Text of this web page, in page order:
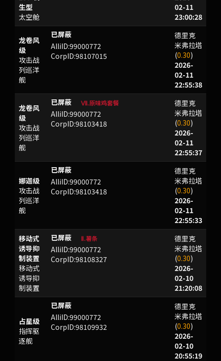
生型
太空舱
02-11
23:00:28
龙卷风
级
攻击战
列巡洋
舰
ltQ^Qay]5bx(4?<
AlliID:99000772
CorpID:98107015
德里克
米弗拉塔
(0.30)
2026-
02-11
22:55:38
龙卷风
级
攻击战
列巡洋
舰
SBXD Ⅶ.原味鸡套餐
AlliID:99000772
CorpID:98103418
德里克
米弗拉塔
(0.30)
2026-
02-11
22:55:37
娜迦级
攻击战
列巡洋
舰
EIFJALR
AlliID:99000772
CorpID:98103418
德里克
米弗拉塔
(0.30)
2026-
02-11
22:55:33
移动式
诱导抑
制装置
移动式
诱导抑
制装置
BXRS Ⅱ.薯条
AlliID:99000772
CorpID:98108327
德里克
米弗拉塔
(0.30)
2026-
02-10
21:20:08
占星级
指挥驱
逐舰
VCQ
AlliID:99000772
CorpID:98109932
德里克
米弗拉塔
(0.30)
2026-
02-10
20:55:19